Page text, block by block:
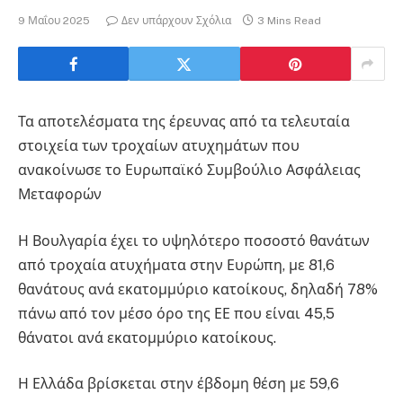
9 Μαΐου 2025 Δεν υπάρχουν Σχόλια 3 Mins Read
Τα αποτελέσματα της έρευνας από τα τελευταία
στοιχεία των τροχαίων ατυχημάτων που
ανακοίνωσε το Ευρωπαϊκό Συμβούλιο Ασφάλειας
Μεταφορών
Η Βουλγαρία έχει το υψηλότερο ποσοστό θανάτων
από τροχαία ατυχήματα στην Ευρώπη, με 81,6
θανάτους ανά εκατομμύριο κατοίκους, δηλαδή 78%
πάνω από τον μέσο όρο της ΕΕ που είναι 45,5
θάνατοι ανά εκατομμύριο κατοίκους.
Η Ελλάδα βρίσκεται στην έβδομη θέση με 59,6